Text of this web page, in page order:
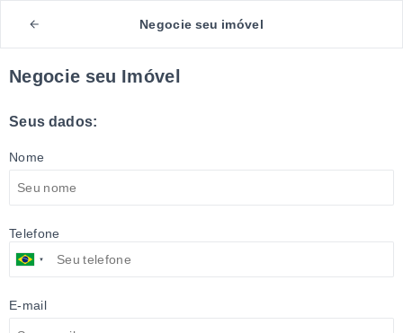
Negocie seu imóvel
Negocie seu Imóvel
Seus dados:
Nome
Telefone
E-mail